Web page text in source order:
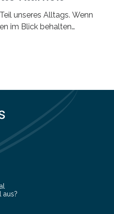
unseres Alltags. Wenn
im Blick behalten
helfen Ihnen, Ausgaben
Tools: Alle
Banken bieten bereits in
Funktion an,
Banken…
aus?